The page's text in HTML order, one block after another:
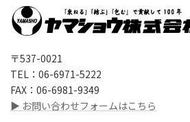
〒537-0021
TEL：06-6971-5222
FAX：06-6981-9349
▶ お問い合わせフォームはこちら